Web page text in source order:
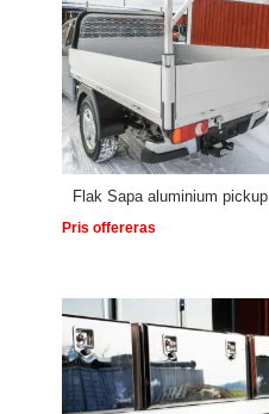
Flak Sapa aluminium pickup
Pris offereras
Prisintervall:
4650 kr
8800 kr